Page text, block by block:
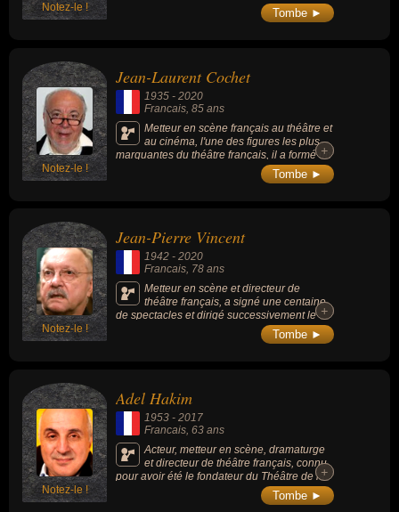
Notez-le ! Tombe ►
Notez-le !
Jean-Laurent Cochet
1935 - 2020
Francais , 85 ans
Metteur en scène français au théâtre et
au cinéma, l'une des figures les plus
marquantes du théâtre français, il a formé un
grand nombre d’acteurs parmi lesquels
Isabelle Huppert, Fabrice Lucchini ou Gérard
+
+
Tombe ►
Notez-le !
Jean-Pierre Vincent
1942 - 2020
Francais, 78 ans
Metteur en scène et directeur de
théâtre français, a signé une centaine
de spectacles et dirigé successivement le
Théâtre national de Strasbourg (TNS), la
Comédie-Française et les Amandiers, à
Podalydès, de Stanislas Nordey,
d’Emmanuelle Béart, de Pascal Rambert et
de bien d’autres.
+
+
Tombe ►
Notez-le !
Adel Hakim
1953 - 2017
Francais , 63 ans
Acteur, metteur en scène, dramaturge
et directeur de théâtre français, connu
pour avoir été le fondateur du Théâtre de la
Balance (Paris) et le directeur du centre
dramatique national du Val-de-Marne, à la
+
+
Tombe ►